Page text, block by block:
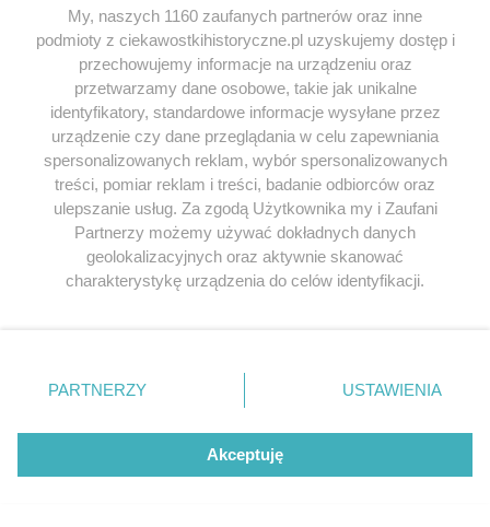
Członek redakcji| administrator
administrator
napisał/a
25.06.2020
Bardzo się cieszymy i zachęcamy do lektury
książki „Dwie twarze”.
Odpowiedz
Jeśli chcesz zgłosićliterówkę lub błąd ortograficzny
kliknij TUTAJ.
najlepszych cenach
Odkryj najciekawsze książki historyczne w atrakcyjnych cenach. Sekcja
powstała we współpracy z Lubimyczytac.pl, największą społecznością
My, naszych 1160 zaufanych partnerów oraz inne
podmioty z ciekawostkihistoryczne.pl uzyskujemy dostęp i
przechowujemy informacje na urządzeniu oraz
przetwarzamy dane osobowe, takie jak unikalne
identyfikatory, standardowe informacje wysyłane przez
urządzenie czy dane przeglądania w celu zapewniania
spersonalizowanych reklam, wybór spersonalizowanych
treści, pomiar reklam i treści, badanie odbiorców oraz
ulepszanie usług. Za zgodą Użytkownika my i Zaufani
Partnerzy możemy używać dokładnych danych
geolokalizacyjnych oraz aktywnie skanować
charakterystykę urządzenia do celów identyfikacji.
zmienić/wycofać klikając przycisk ustawień prywatności
znajdujący się w lewym dolnym rogu strony
. Niektóre
użytkownika, ale masz prawo sprzeciwić się takiemu
przetwarzaniu. Preferencje będą miały zastosowania tylko
PARTNERZY USTAWIENIA
Akceptuję